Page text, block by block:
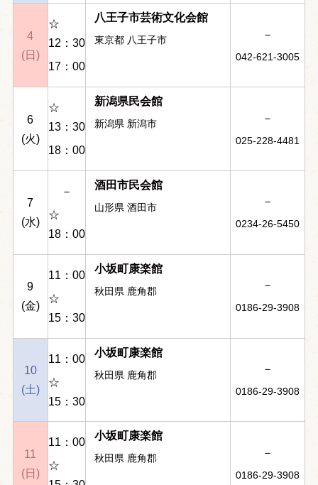
4
(日)
☆
12：30
17：00
八王子市芸術文化会館
東京都 八王子市 －
042-621-3005
6
(火)
☆
13：30
18：00
新潟県民会館
新潟県 新潟市 －
025-228-4481
7
(水)
－
☆
18：00
酒田市民会館
山形県 酒田市 －
0234-26-5450
9
(金)
11：00
☆
15：30
小坂町康楽館
秋田県 鹿角郡 －
0186-29-3908
10
(土)
11：00
☆
15：30
小坂町康楽館
秋田県 鹿角郡 －
0186-29-3908
11
(日)
11：00
☆
小坂町康楽館
秋田県 鹿角郡 －
0186-29-3908